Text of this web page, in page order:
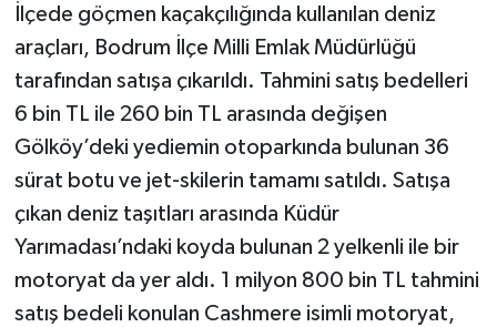
İlçede göçmen kaçakçılığında kullanılan deniz
araçları, Bodrum İlçe Milli Emlak Müdürlüğü
tarafından satışa çıkarıldı. Tahmini satış bedelleri
6 bin TL ile 260 bin TL arasında değişen
Gölköy’deki yediemin otoparkında bulunan 36
sürat botu ve jet-skilerin tamamı satıldı. Satışa
çıkan deniz taşıtları arasında Küdür
Yarımadası’ndaki koyda bulunan 2 yelkenli ile bir
motoryat da yer aldı. 1 milyon 800 bin TL tahmini
satış bedeli konulan Cashmere isimli motoryat,